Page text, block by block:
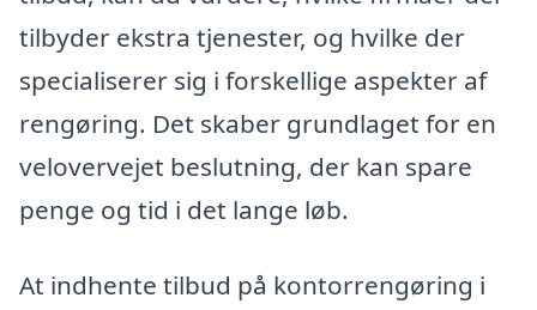
tilbyder ekstra tjenester, og hvilke der
specialiserer sig i forskellige aspekter af
rengøring. Det skaber grundlaget for en
velovervejet beslutning, der kan spare
penge og tid i det lange løb.
At indhente tilbud på kontorrengøring i